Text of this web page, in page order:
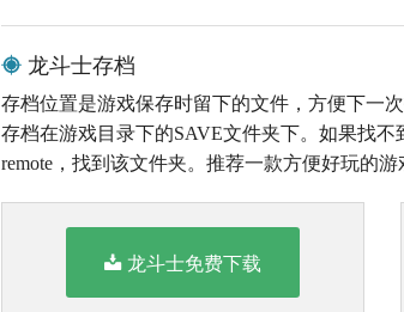
龙斗士存档
存档位置是游戏保存时留下的文件，方便下一
存档在游戏目录下的SAVE文件夹下。如果找不
remote，找到该文件夹。推荐一款方便好玩的
龙斗士免费下载